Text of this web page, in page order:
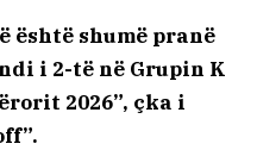
është shumë pranë
i 2-të në Grupin K
2026”, çka i